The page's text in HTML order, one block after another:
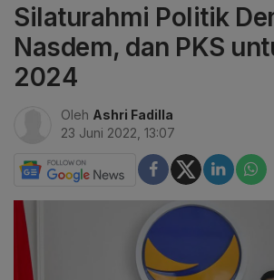
Silaturahmi Politik
Nasdem, dan PKS
2024
Oleh Ashri Fadilla
23 Juni 2022, 13:07